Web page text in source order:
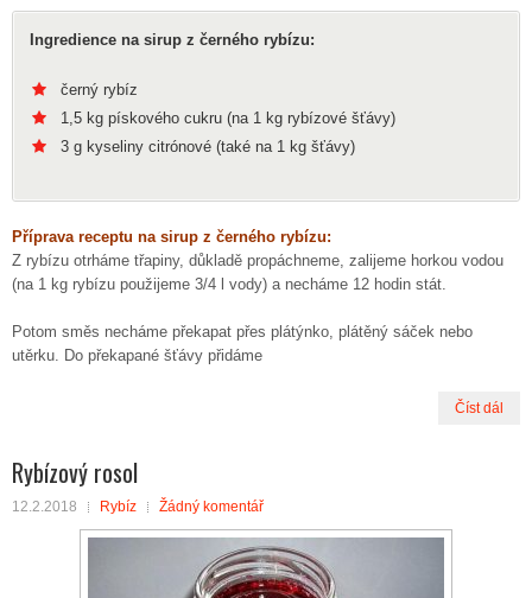
Ingredience na sirup z černého rybízu:
černý rybíz
1,5 kg pískového cukru (na 1 kg rybízové šťávy)
3 g kyseliny citrónové (také na 1 kg šťávy)
Příprava receptu na sirup z černého rybízu:
Z rybízu otrháme třapiny, důkladě propáchneme, zalijeme horkou vodou
(na 1 kg rybízu použijeme 3/4 l vody) a necháme 12 hodin stát.
Potom směs necháme překapat přes plátýnko, plátěný sáček nebo
utěrku. Do překapané šťávy přidáme
Číst dál
Rybízový rosol
12.2.2018 Rybíz Žádný komentář